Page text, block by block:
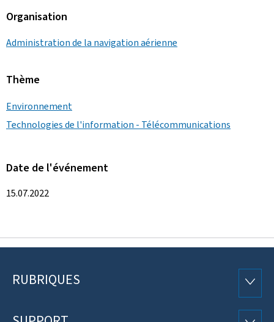
Organisation
Administration de la navigation aérienne
Thème
Environnement
Technologies de l'information - Télécommunications
Date de l'événement
15.07.2022
Pied
RUBRIQUES